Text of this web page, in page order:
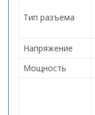
Тип разъема
Напряжение
Мощность